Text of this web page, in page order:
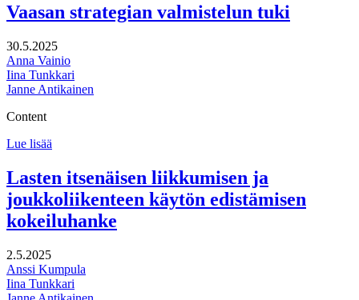
Vaasan strategian valmistelun tuki
30.5.2025
Anna Vainio
Iina Tunkkari
Janne Antikainen
Content
Lue lisää
valmistelun
tuki
Lasten itsenäisen liikkumisen ja
joukkoliikenteen käytön edistämisen
kokeiluhanke
2.5.2025
Anssi Kumpula
Iina Tunkkari